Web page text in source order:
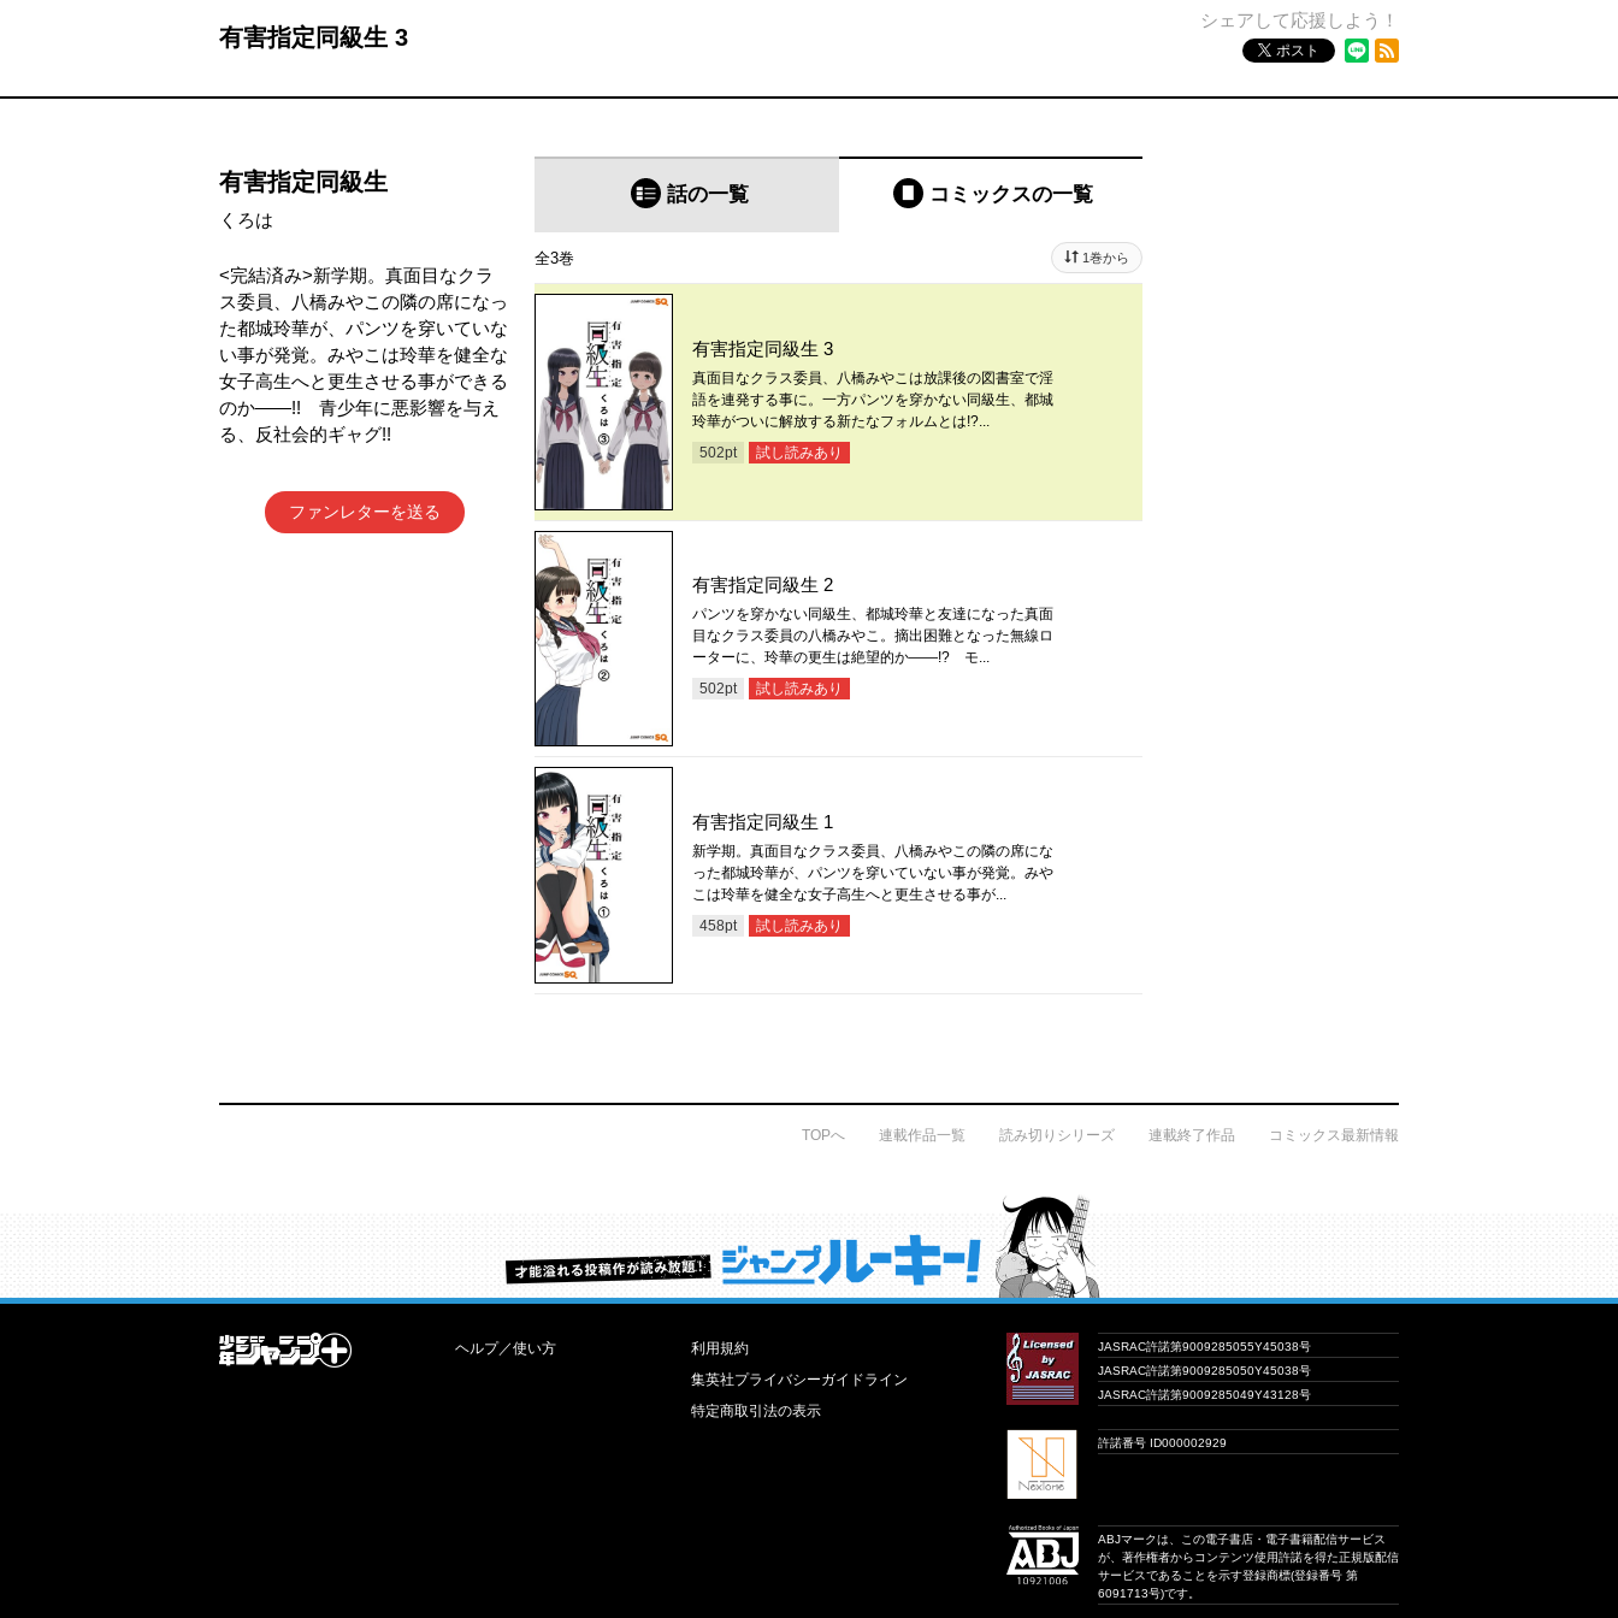
有害指定同級生 3
シェアして応援しよう！
ポスト
有害指定同級生
くろは
<完結済み>新学期。真面目なクラ
ス委員、八橋みやこの隣の席になっ
た都城玲華が、パンツを穿いていな
い事が発覚。みやこは玲華を健全な
女子高生へと更生させる事ができる
のか——!! 青少年に悪影響を与え
る、反社会的ギャグ!!
ファンレターを送る
話の一覧 コミックスの一覧
全3巻 1巻から
有害指定同級生 3
真面目なクラス委員、八橋みやこは放課後の図書室で淫
語を連発する事に。一方パンツを穿かない同級生、都城
玲華がついに解放する新たなフォルムとは!?...
502pt 試し読みあり
有害指定同級生 2
パンツを穿かない同級生、都城玲華と友達になった真面
目なクラス委員の八橋みやこ。摘出困難となった無線ロ
ーターに、玲華の更生は絶望的か——!? モ...
502pt 試し読みあり
有害指定同級生 1
新学期。真面目なクラス委員、八橋みやこの隣の席にな
った都城玲華が、パンツを穿いていない事が発覚。みや
こは玲華を健全な女子高生へと更生させる事が...
458pt 試し読みあり
TOPへ 連載作品一覧 読み切りシリーズ 連載終了作品 コミックス最新情報
才能溢れる投稿作が読み放題！ ジャンプルーキー！
ヘルプ／使い方
利用規約
集英社プライバシーガイドライン
特定商取引法の表示
JASRAC許諾第9009285055Y45038号
JASRAC許諾第9009285050Y45038号
JASRAC許諾第9009285049Y43128号
許諾番号 ID000002929
ABJマークは、この電子書店・電子書籍配信サービス
が、著作権者からコンテンツ使用許諾を得た正規版配信
サービスであることを示す登録商標(登録番号 第
6091713号)です。